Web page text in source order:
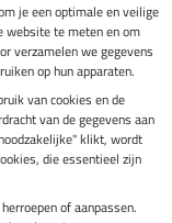
je een optimale en veilige
website te meten en om
verzamelen we gegevens
op hun apparaten.
van cookies en de
van de gegevens aan
klikt, wordt
die essentieel zijn
of aanpassen.